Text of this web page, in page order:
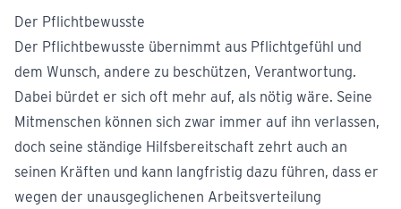
Der Pflichtbewusste
Der Pflichtbewusste übernimmt aus Pflichtgefühl und
dem Wunsch, andere zu beschützen, Verantwortung.
Dabei bürdet er sich oft mehr auf, als nötig wäre. Seine
Mitmenschen können sich zwar immer auf ihn verlassen,
doch seine ständige Hilfsbereitschaft zehrt auch an
seinen Kräften und kann langfristig dazu führen, dass er
wegen der unausgeglichenen Arbeitsverteilung